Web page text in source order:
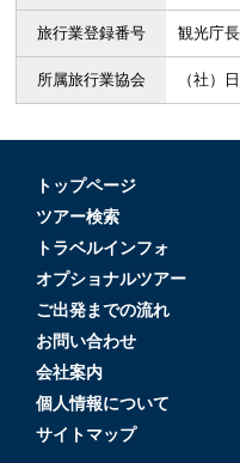
旅行業登録番号 観光庁
所属旅行業協会 （社）
トップページ
ツアー検索
トラベルインフォ
オプショナルツアー
ご出発までの流れ
お問い合わせ
会社案内
個人情報について
サイトマップ